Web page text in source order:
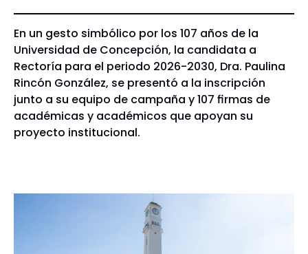
En un gesto simbólico por los 107 años de la
Universidad de Concepción, la candidata a
Rectoría para el periodo 2026-2030, Dra. Paulina
Rincón González, se presentó a la inscripción
junto a su equipo de campaña y 107 firmas de
académicas y académicos que apoyan su
proyecto institucional.